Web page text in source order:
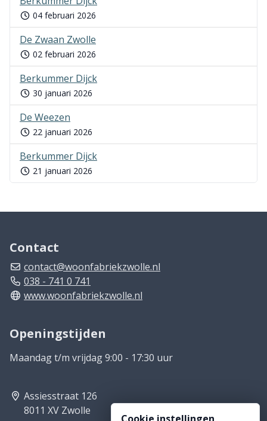
04 februari 2026
De Zwaan Zwolle
02 februari 2026
Berkummer Dijck
30 januari 2026
De Weezen
22 januari 2026
Berkummer Dijck
21 januari 2026
Contact
contact@woonfabriekzwolle.nl
038 - 741 0 741
www.woonfabriekzwolle.nl
Openingstijden
Maandag t/m vrijdag 9:00 - 17:30 uur
Assiesstraat 126
8011 XV Zwolle